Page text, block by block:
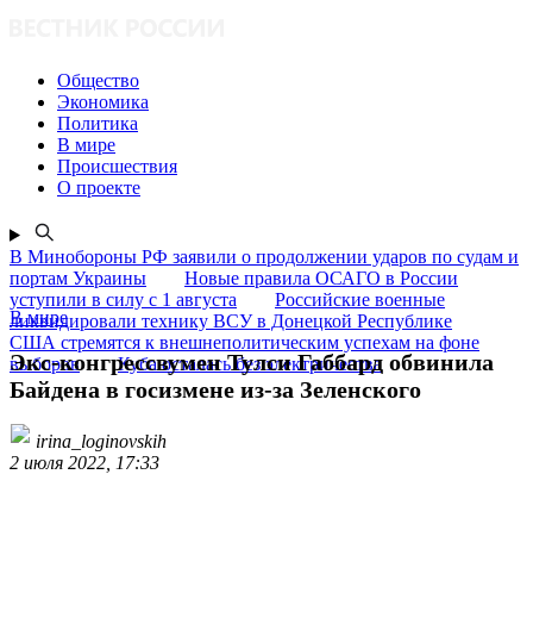
Общество
Экономика
Политика
В мире
Происшествия
О проекте
В Минобороны РФ заявили о продолжении ударов по судам и
портам Украины
Новые правила ОСАГО в России
уступили в силу с 1 августа
Российские военные
ликвидировали технику ВСУ в Донецкой Республике
США стремятся к внешнеполитическим успехам на фоне
выборов
Куба осталась без электричества
В мире
Экс-конгрессвумен Тулси Габбард обвинила
Байдена в госизмене из-за Зеленского
irina_loginovskih
2 июля 2022, 17:33